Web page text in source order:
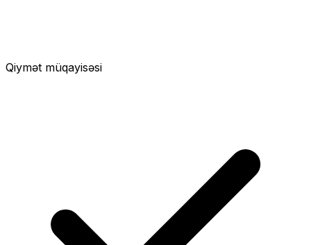
Qiymət müqayisəsi